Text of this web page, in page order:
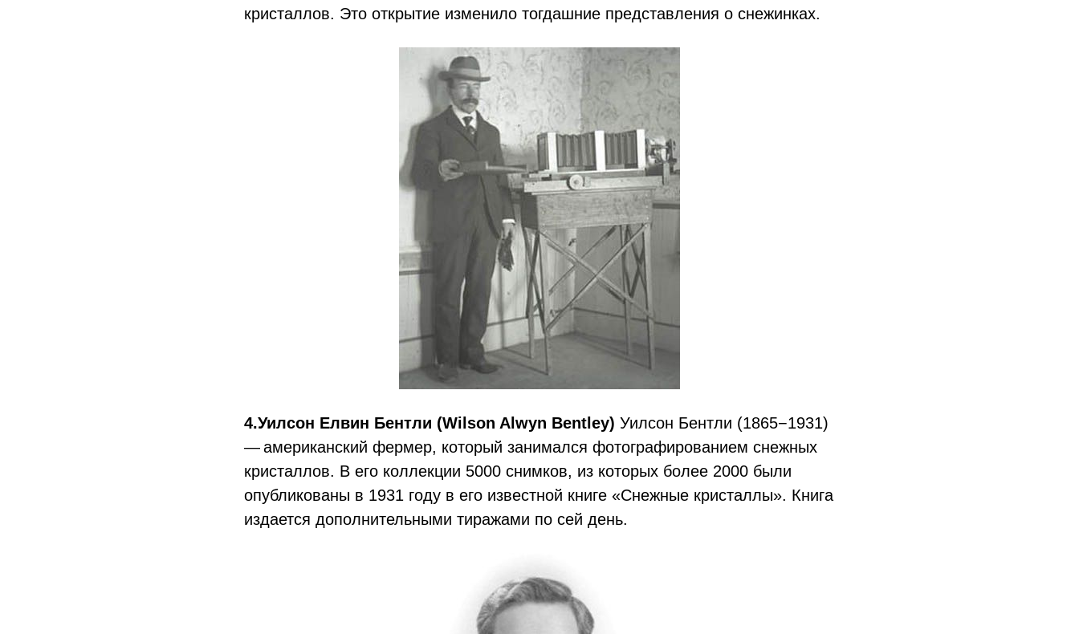
кристаллов. Это открытие изменило тогдашние представления о снежинках.
4.Уилсон Елвин Бентли (Wilson Alwyn Bentley) Уилсон Бентли (1865−1931)
— американский фермер, который занимался фотографированием снежных
кристаллов. В его коллекции 5000 снимков, из которых более 2000 были
опубликованы в 1931 году в его известной книге «Снежные кристаллы». Книга
издается дополнительными тиражами по сей день.